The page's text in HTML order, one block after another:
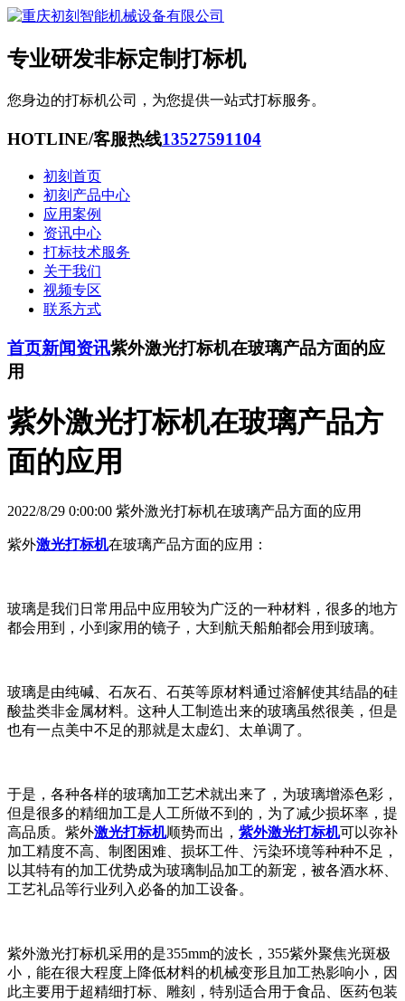
专业研发非标定制打标机
您身边的打标机公司，为您提供一站式打标服务。
HOTLINE/客服热线13527591104
初刻首页
初刻产品中心
应用案例
资讯中心
打标技术服务
关于我们
视频专区
联系方式
首页新闻资讯紫外激光打标机在玻璃产品方面的应
用
紫外激光打标机在玻璃产品方
面的应用
2022/8/29 0:00:00 紫外激光打标机在玻璃产品方面的应用
紫外激光打标机在玻璃产品方面的应用：
玻璃是我们日常用品中应用较为广泛的一种材料，很多的地方
都会用到，小到家用的镜子，大到航天船舶都会用到玻璃。
玻璃是由纯碱、石灰石、石英等原材料通过溶解使其结晶的硅
酸盐类非金属材料。这种人工制造出来的玻璃虽然很美，但是
也有一点美中不足的那就是太虚幻、太单调了。
于是，各种各样的玻璃加工艺术就出来了，为玻璃增添色彩，
但是很多的精细加工是人工所做不到的，为了减少损坏率，提
高品质。紫外激光打标机顺势而出， 紫外激光打标机可以弥补
加工精度不高、制图困难、损坏工件、污染环境等种种不足，
以其特有的加工优势成为玻璃制品加工的新宠，被各酒水杯、
工艺礼品等行业列入必备的加工设备。
紫外激光打标机采用的是355mm的波长，355紫外聚焦光斑极
小，能在很大程度上降低材料的机械变形且加工热影响小，因
此主要用于超精细打标、雕刻，特别适合用于食品、医药包装